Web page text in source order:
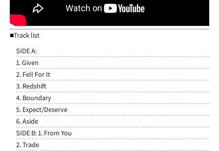
■Track list
SIDE A:
1. Given
2. Fell For It
3. Redshift
4. Boundary
5. Expect/Deserve
6. Aside
SIDE B: 1. From You
2. Trade